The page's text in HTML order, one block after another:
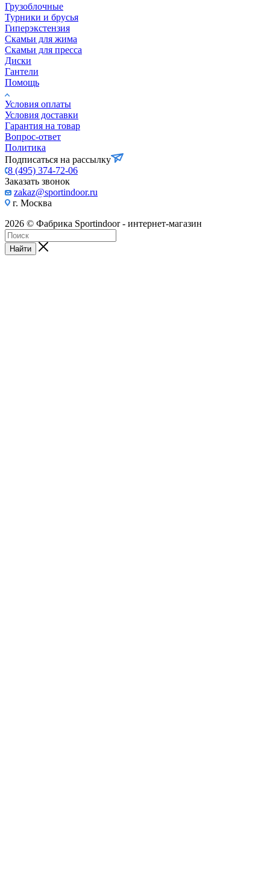
Грузоблочные
Турники и брусья
Гиперэкстензия
Скамьи для жима
Скамьи для пресса
Диски
Гантели
Помощь
Условия оплаты
Условия доставки
Гарантия на товар
Вопрос-ответ
Политика
Подписаться на рассылку
8 (495) 374-72-06
Заказать звонок
zakaz@sportindoor.ru
г. Москва
2026 © Фабрика Sportindoor - интернет-магазин
Найти